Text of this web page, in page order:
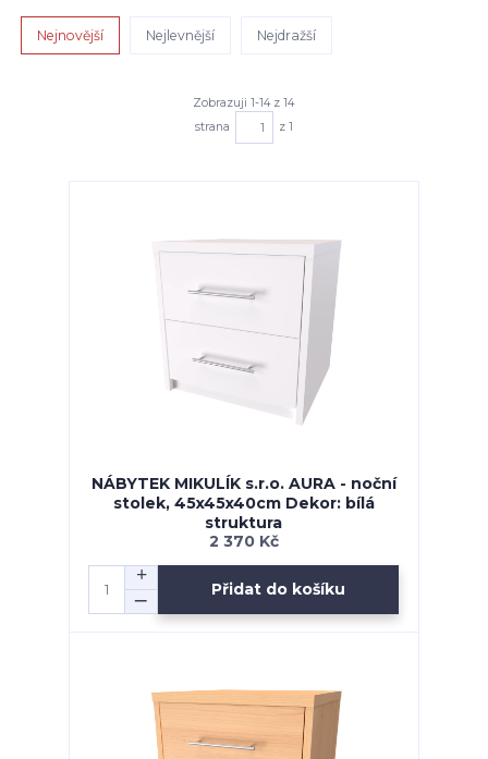
Nejnovější Nejlevnější Nejdražší
Zobrazuji 1-14 z 14
strana
z 1
NÁBYTEK MIKULÍK s.r.o. AURA - noční
stolek, 45x45x40cm Dekor: bílá
struktura
2 370 Kč
Přidat do košíku